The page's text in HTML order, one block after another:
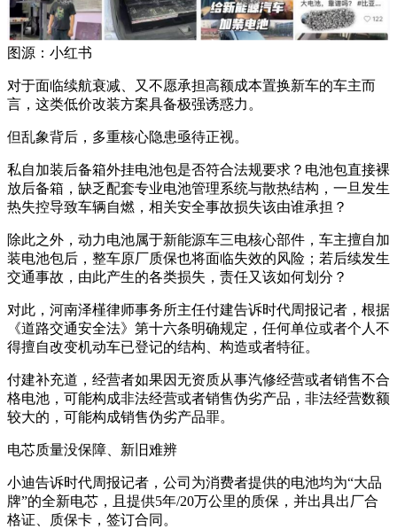
图源：小红书
对于面临续航衰减、又不愿承担高额成本置换新车的车主而
言，这类低价改装方案具备极强诱惑力。
但乱象背后，多重核心隐患亟待正视。
私自加装后备箱外挂电池包是否符合法规要求？电池包直接裸
放后备箱，缺乏配套专业电池管理系统与散热结构，一旦发生
热失控导致车辆自燃，相关安全事故损失该由谁承担？
除此之外，动力电池属于新能源车三电核心部件，车主擅自加
装电池包后，整车原厂质保也将面临失效的风险；若后续发生
交通事故，由此产生的各类损失，责任又该如何划分？
对此，河南泽槿律师事务所主任付建告诉时代周报记者，根据
《道路交通安全法》第十六条明确规定，任何单位或者个人不
得擅自改变机动车已登记的结构、构造或者特征。
付建补充道，经营者如果因无资质从事汽修经营或者销售不合
格电池，可能构成非法经营或者销售伪劣产品，非法经营数额
较大的，可能构成销售伪劣产品罪。
电芯质量没保障、新旧难辨
小迪告诉时代周报记者，公司为消费者提供的电池均为“大品
牌”的全新电芯，且提供5年/20万公里的质保，并出具出厂合
格证、质保卡，签订合同。